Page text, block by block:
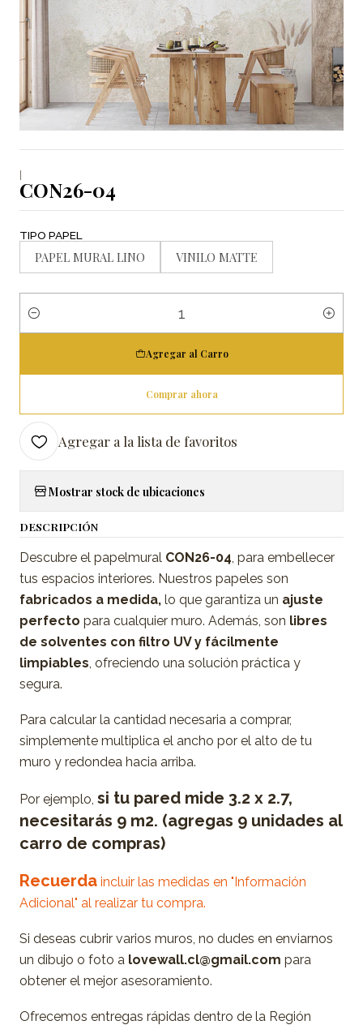
|
CON26-04
TIPO PAPEL
PAPEL MURAL LINO VINILO MATTE
Cantidad
Agregar al Carro
Comprar ahora
Agregar a la lista de favoritos
Mostrar stock de ubicaciones
DESCRIPCIÓN
Descubre el papelmural CON26-04, para embellecer
tus espacios interiores. Nuestros papeles son
fabricados a medida, lo que garantiza un ajuste
perfecto para cualquier muro. Además, son libres
de solventes con filtro UV y fácilmente
limpiables, ofreciendo una solución práctica y
segura.
Para calcular la cantidad necesaria a comprar,
simplemente multiplica el ancho por el alto de tu
muro y redondea hacia arriba.
Por ejemplo, si tu pared mide 3.2 x 2.7,
necesitarás 9 m2. (agregas 9 unidades al
carro de compras)
Recuerda incluir las medidas en "Información
Adicional" al realizar tu compra.
Si deseas cubrir varios muros, no dudes en enviarnos
un dibujo o foto a lovewall.cl@gmail.com para
obtener el mejor asesoramiento.
Ofrecemos entregas rápidas dentro de la Región